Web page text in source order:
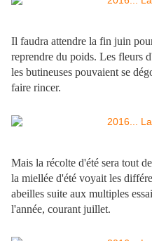
Il faudra attendre la fin juin
reprendre du poids. Les fleurs
les butineuses pouvaient se
faire rincer.
Mais la récolte d'été sera tout
la miellée d'été voyait les
abeilles suite aux multiples
l'année, courant juillet.